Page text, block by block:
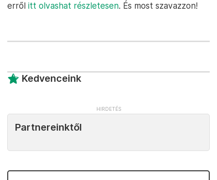
erről itt olvashat részletesen. És most szavazzon!
Kedvenceink
Partnereinktől